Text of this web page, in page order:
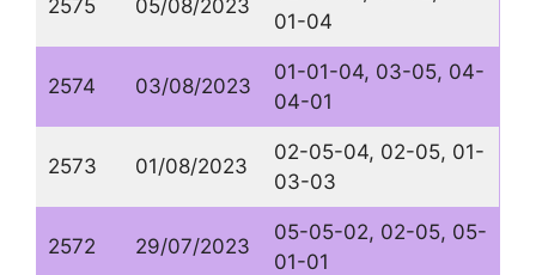
2575 05/08/2023
01-04
2574 03/08/2023
01-01-04, 03-05, 04-
04-01
2573 01/08/2023
02-05-04, 02-05, 01-
03-03
2572 29/07/2023
05-05-02, 02-05, 05-
01-01